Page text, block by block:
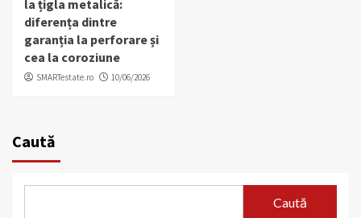
la țigla metalică:
diferența dintre
garanția la perforare și
cea la coroziune
SMARTestate.ro 10/06/2026
Caută
Caută